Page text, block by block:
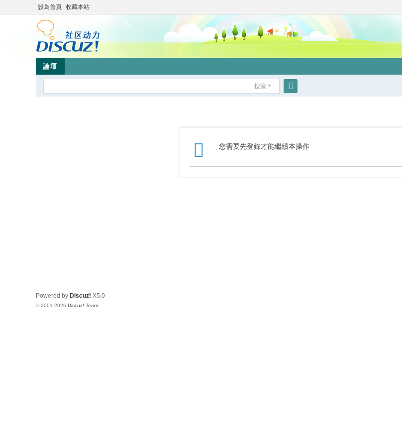
設為首頁 收藏本站
論壇
搜索
您需要先登錄才能繼續本操作
Powered by Discuz! X5.0
© 2001-2026 Discuz! Team